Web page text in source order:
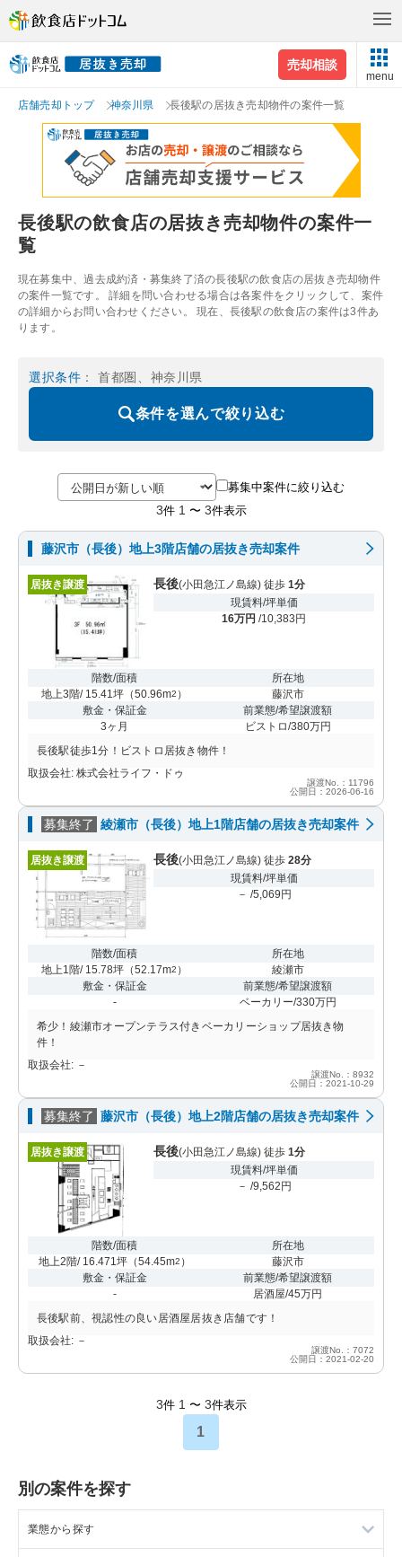
売却相談
menu
店舗売却トップ 神奈川県 長後駅の居抜き売却物件の案件一覧
長後駅の飲食店の居抜き売却物件の案件一
覧
現在募集中、過去成約済・募集終了済の長後駅の飲食店の居抜き売却物件
の案件一覧です。 詳細を問い合わせる場合は各案件をクリックして、案件
の詳細からお問い合わせください。 現在、長後駅の飲食店の案件は3件あ
ります。
選択条件 ： 首都圏、神奈川県
条件を選んで絞り込む
募集中案件に絞り込む
3件 1 〜 3件表示
藤沢市（長後）地上3階店舗の居抜き売却案件
居抜き譲渡 長後(小田急江ノ島線) 徒歩 1分
現賃料/坪単価
16万円 /10,383円
階数/面積
地上3階/ 15.41坪 （50.96m2 ）
所在地
藤沢市
敷金・保証金
3ヶ月
前業態/希望譲渡額
ビストロ/380万円
長後駅徒歩1分！ビストロ居抜き物件！
取扱会社: 株式会社ライフ・ドゥ
譲渡No.：11796
公開日：2026-06-16
募集終了 綾瀬市（長後）地上1階店舗の居抜き売却案件
居抜き譲渡 長後(小田急江ノ島線) 徒歩 28分
現賃料/坪単価
－ /5,069円
階数/面積
地上1階/ 15.78坪 （52.17m2 ）
所在地
綾瀬市
敷金・保証金
-
前業態/希望譲渡額
ベーカリー/330万円
希少！綾瀬市オープンテラス付きベーカリーショップ居抜き物
件！
取扱会社: －
譲渡No.：8932
公開日：2021-10-29
募集終了 藤沢市（長後）地上2階店舗の居抜き売却案件
居抜き譲渡 長後(小田急江ノ島線) 徒歩 1分
現賃料/坪単価
－ /9,562円
階数/面積
地上2階/ 16.471坪（54.45m2 ）
所在地
藤沢市
敷金・保証金
-
前業態/希望譲渡額
居酒屋/45万円
長後駅前、視認性の良い居酒屋居抜き店舗です！
取扱会社: －
譲渡No.：7072
公開日：2021-02-20
3件 1 〜 3件表示
1
別の案件を探す
業態から探す